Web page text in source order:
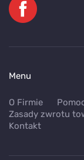
Menu
O Firmie
Zasady zwrotu
Kontakt